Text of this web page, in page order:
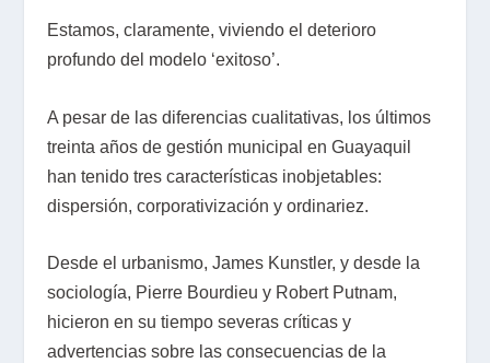
Estamos, claramente, viviendo el deterioro
profundo del modelo ‘exitoso’.
A pesar de las diferencias cualitativas, los últimos
treinta años de gestión municipal en Guayaquil
han tenido tres características inobjetables:
dispersión, corporativización y ordinariez.
Desde el urbanismo, James Kunstler, y desde la
sociología, Pierre Bourdieu y Robert Putnam,
hicieron en su tiempo severas críticas y
advertencias sobre las consecuencias de la